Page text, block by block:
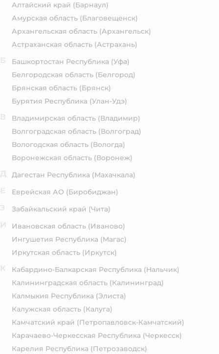
Алтайский край (Барнаул)
Амурская область (Благовещенск)
Архангельская область (Архангельск)
Астраханская область (Астрахань)
Башкортостан Республика (Уфа)
Белгородская область (Белгород)
Брянская область (Брянск)
Бурятия Республика (Улан-Удэ)
Владимирская область (Владимир)
Волгоградская область (Волгоград)
Вологодская область (Вологда)
Воронежская область (Воронеж)
Дагестан Республика (Махачкала)
Еврейская АО (Биробиджан)
Забайкальский край (Чита)
Ивановская область (Иваново)
Ингушетия Республика (Магас)
Иркутская область (Иркутск)
Кабардино-Балкарская Республика (Нальчик)
Калининградская область (Калининград)
Калмыкия Республика (Элиста)
Калужская область (Калуга)
Камчатский край (Петропавловск-Камчатский)
Карачаево-Черкесская Республика (Черкесск)
Карелия Республика (Петрозаводск)